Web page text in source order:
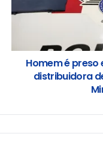
Homem é
distribuidora